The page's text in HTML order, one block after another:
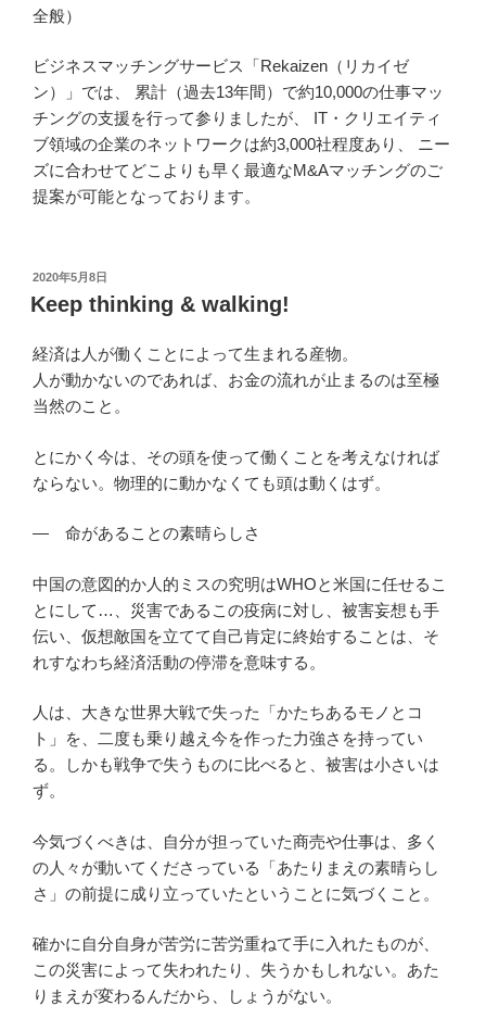
全般）
ビジネスマッチングサービス「Rekaizen（リカイゼ
ン）」では、 累計（過去13年間）で約10,000の仕事マッ
チングの支援を行って参りましたが、 IT・クリエイティ
ブ領域の企業のネットワークは約3,000社程度あり、 ニー
ズに合わせてどこよりも早く最適なM&Aマッチングのご
提案が可能となっております。
投
稿
日:
2020年5月8日
Keep thinking & walking!
経済は人が働くことによって生まれる産物。
人が動かないのであれば、お金の流れが止まるのは至極
当然のこと。
とにかく今は、その頭を使って働くことを考えなければ
ならない。物理的に動かなくても頭は動くはず。
― 命があることの素晴らしさ
中国の意図的か人的ミスの究明はWHOと米国に任せるこ
とにして…、災害であるこの疫病に対し、被害妄想も手
伝い、仮想敵国を立てて自己肯定に終始することは、そ
れすなわち経済活動の停滞を意味する。
人は、大きな世界大戦で失った「かたちあるモノとコ
ト」を、二度も乗り越え今を作った力強さを持ってい
る。しかも戦争で失うものに比べると、被害は小さいは
ず。
今気づくべきは、自分が担っていた商売や仕事は、多く
の人々が動いてくださっている「あたりまえの素晴らし
さ」の前提に成り立っていたということに気づくこと。
確かに自分自身が苦労に苦労重ねて手に入れたものが、
この災害によって失われたり、失うかもしれない。あた
りまえが変わるんだから、しょうがない。